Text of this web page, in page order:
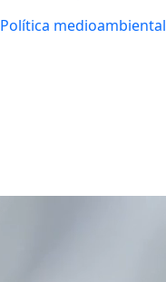
Política medioambiental